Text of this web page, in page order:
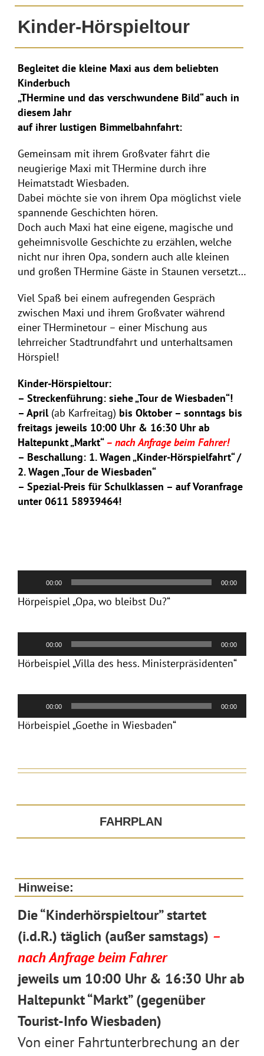
Kinder-Hörspieltour
Begleitet die kleine Maxi aus dem beliebten
Kinderbuch
„THermine und das verschwundene Bild“ auch in
diesem Jahr
auf ihrer lustigen Bimmelbahnfahrt:
Gemeinsam mit ihrem Großvater fährt die
neugierige Maxi mit THermine durch ihre
Heimatstadt Wiesbaden.
Dabei möchte sie von ihrem Opa möglichst viele
spannende Geschichten hören.
Doch auch Maxi hat eine eigene, magische und
geheimnisvolle Geschichte zu erzählen, welche
nicht nur ihren Opa, sondern auch alle kleinen
und großen THermine Gäste in Staunen versetzt…
Viel Spaß bei einem aufregenden Gespräch
zwischen Maxi und ihrem Großvater während
einer THerminetour – einer Mischung aus
lehrreicher Stadtrundfahrt und unterhaltsamen
Hörspiel!
Kinder-Hörspieltour:
– Streckenführung: siehe „Tour de Wiesbaden“!
– April(ab Karfreitag) bis Oktober – sonntags bis
freitags jeweils 10:00 Uhr & 16:30 Uhr ab
Haltepunkt „Markt“ – nach Anfrage beim Fahrer!
– Beschallung: 1. Wagen „Kinder-Hörspielfahrt“ /
2. Wagen „Tour de Wiesbaden“
– Spezial-Preis für Schulklassen – auf Voranfrage
unter 0611 58939464!
Audio-
Player
00:00 00:00
Hörpeispiel „Opa, wo bleibst Du?“
Audio-
Player
00:00 00:00
Hörbeispiel „Villa des hess. Ministerpräsidenten“
Audio-
Player
00:00 00:00
Hörbeispiel „Goethe in Wiesbaden“
FAHRPLAN
Hinweise:
Die “Kinderhörspieltour” startet
(i.d.R.) täglich (außer samstags) –
nach Anfrage beim Fahrer
jeweils um 10:00 Uhr & 16:30 Uhr ab
Haltepunkt “Markt” (gegenüber
Tourist-Info Wiesbaden)
Von einer Fahrtunterbrechung an der